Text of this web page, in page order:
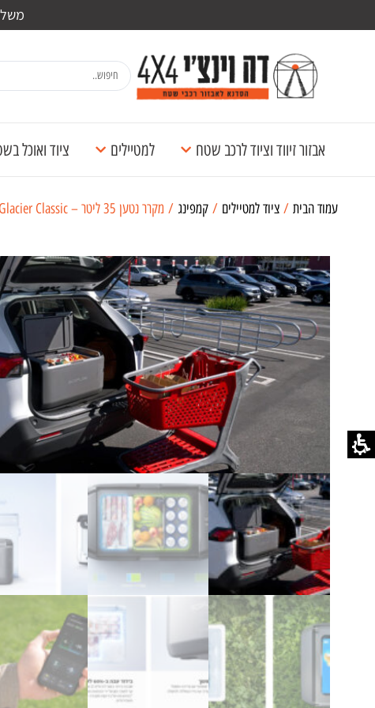
משלוח
אבזור זיווד וציוד לרכב שטח למטיילים ציוד ואוכל
עמוד הבית / ציוד למטיילים / קמפינג / מקרר נטען 35 ליטר – EcoFlow Glacier Classic